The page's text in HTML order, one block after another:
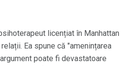
licențiat în Manhattan
Ea spune că "amenințarea
poate fi devastatoare